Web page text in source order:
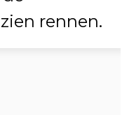
rennen.